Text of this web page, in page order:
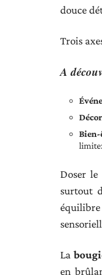
douce
Trois
A
Doser
surtout
équilibre
La
en